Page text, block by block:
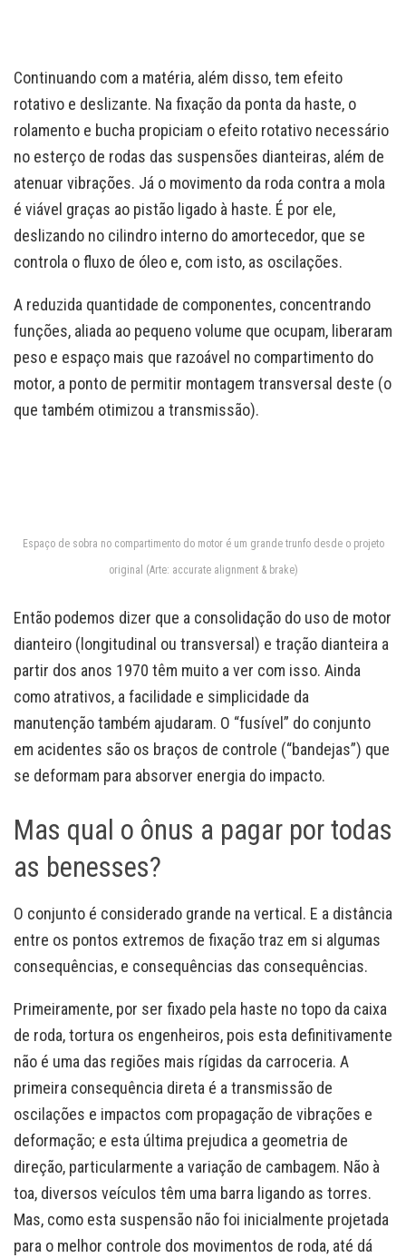
Continuando com a matéria, além disso, tem efeito
rotativo e deslizante. Na fixação da ponta da haste, o
rolamento e bucha propiciam o efeito rotativo necessário
no esterço de rodas das suspensões dianteiras, além de
atenuar vibrações. Já o movimento da roda contra a mola
é viável graças ao pistão ligado à haste. É por ele,
deslizando no cilindro interno do amortecedor, que se
controla o fluxo de óleo e, com isto, as oscilações.
A reduzida quantidade de componentes, concentrando
funções, aliada ao pequeno volume que ocupam, liberaram
peso e espaço mais que razoável no compartimento do
motor, a ponto de permitir montagem transversal deste (o
que também otimizou a transmissão).
Espaço de sobra no compartimento do motor é um grande trunfo desde o projeto
original (Arte: accurate alignment & brake)
Então podemos dizer que a consolidação do uso de motor
dianteiro (longitudinal ou transversal) e tração dianteira a
partir dos anos 1970 têm muito a ver com isso. Ainda
como atrativos, a facilidade e simplicidade da
manutenção também ajudaram. O “fusível” do conjunto
em acidentes são os braços de controle (“bandejas”) que
se deformam para absorver energia do impacto.
Mas qual o ônus a pagar por todas
as benesses?
O conjunto é considerado grande na vertical. E a distância
entre os pontos extremos de fixação traz em si algumas
consequências, e consequências das consequências.
Primeiramente, por ser fixado pela haste no topo da caixa
de roda, tortura os engenheiros, pois esta definitivamente
não é uma das regiões mais rígidas da carroceria. A
primeira consequência direta é a transmissão de
oscilações e impactos com propagação de vibrações e
deformação; e esta última prejudica a geometria de
direção, particularmente a variação de cambagem. Não à
toa, diversos veículos têm uma barra ligando as torres.
Mas, como esta suspensão não foi inicialmente projetada
para o melhor controle dos movimentos de roda, até dá